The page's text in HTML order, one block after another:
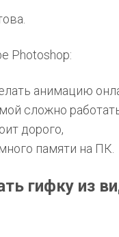
Photoshop:
анимацию
сложно
дорого,
памяти на ПК.
гифку из